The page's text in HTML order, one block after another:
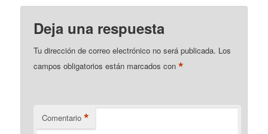
Deja una respuesta
Tu dirección de correo electrónico no será publicada. Los
campos obligatorios están marcados con*
Comentario *